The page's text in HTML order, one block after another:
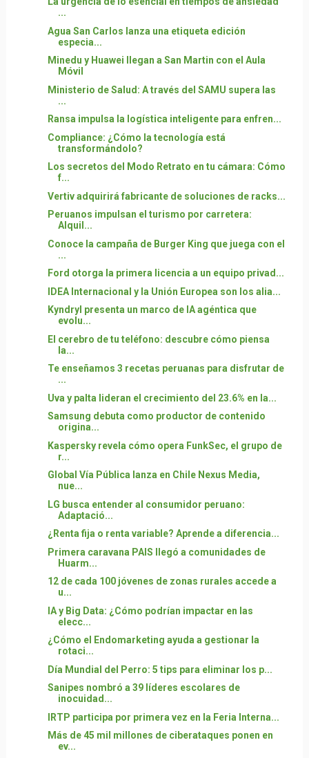
...
Agua San Carlos lanza una etiqueta edición
especia...
Minedu y Huawei llegan a San Martin con el Aula
Móvil
Ministerio de Salud: A través del SAMU supera las
...
Ransa impulsa la logística inteligente para enfren...
Compliance: ¿Cómo la tecnología está
transformándolo?
Los secretos del Modo Retrato en tu cámara: Cómo
f...
Vertiv adquirirá fabricante de soluciones de racks...
Peruanos impulsan el turismo por carretera:
Alquil...
Conoce la campaña de Burger King que juega con el
...
Ford otorga la primera licencia a un equipo privad...
IDEA Internacional y la Unión Europea son los alia...
Kyndryl presenta un marco de IA agéntica que
evolu...
El cerebro de tu teléfono: descubre cómo piensa
la...
Te enseñamos 3 recetas peruanas para disfrutar de
...
Uva y palta lideran el crecimiento del 23.6% en la...
Samsung debuta como productor de contenido
origina...
Kaspersky revela cómo opera FunkSec, el grupo de
r...
Global Vía Pública lanza en Chile Nexus Media,
nue...
LG busca entender al consumidor peruano:
Adaptació...
¿Renta fija o renta variable? Aprende a diferencia...
Primera caravana PAIS llegó a comunidades de
Huarm...
12 de cada 100 jóvenes de zonas rurales accede a
u...
IA y Big Data: ¿Cómo podrían impactar en las
elecc...
¿Cómo el Endomarketing ayuda a gestionar la
rotaci...
Día Mundial del Perro: 5 tips para eliminar los p...
Sanipes nombró a 39 líderes escolares de
inocuidad...
IRTP participa por primera vez en la Feria Interna...
Más de 45 mil millones de ciberataques ponen en
ev...